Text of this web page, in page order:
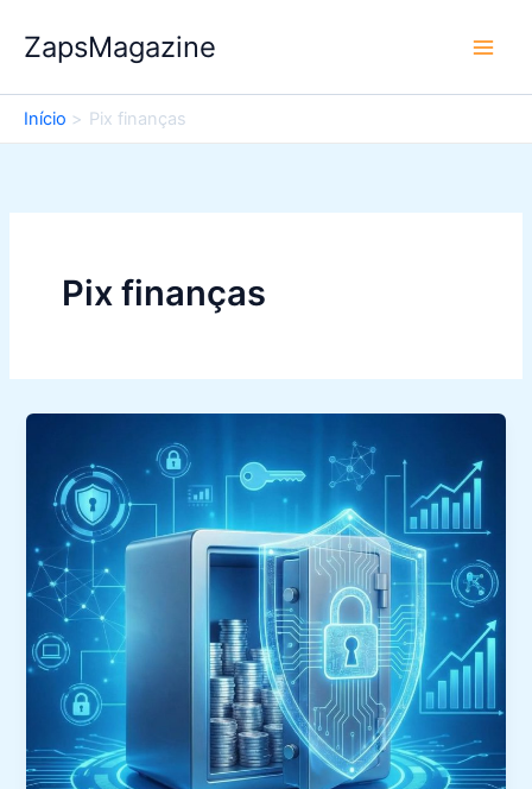
para
conteúdo
ZapsMagazine
Início Pix finanças
Pix finanças